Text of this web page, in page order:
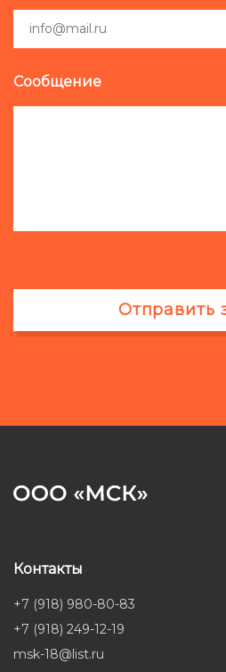
Сообщение
Отправить
Контакты
+7 (918) 980-80-83
+7 (918) 249-12-19
msk-18@list.ru